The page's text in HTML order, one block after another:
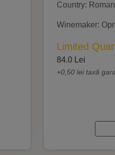
Country:
Winemaker:
Limited
84.0 Lei
+0,50 lei taxă